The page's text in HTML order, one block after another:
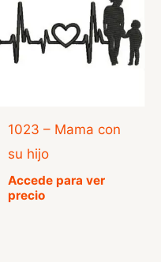
1023 – Mama con
su hijo
Accede para ver
precio